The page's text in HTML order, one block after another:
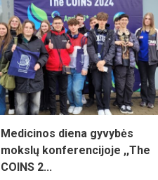
Medicinos diena gyvybės
mokslų konferencijoje ,,The
COINS 2...